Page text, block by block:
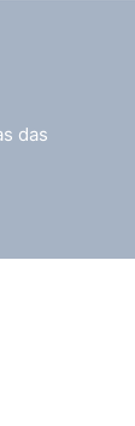
das